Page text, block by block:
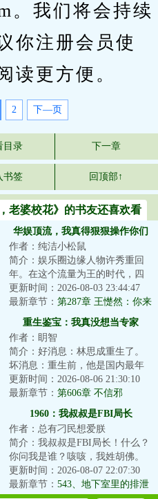
。我们将会持续
你注册会员使
读更方便。
2 下—页
目录 下一章
书签 回顶部↑
老婆校花》的书友还喜欢看
华娱顶流，我真得狠狠操作你们
了
作者：纯洁小松鼠
简介：娱乐圈边缘人物许秀重回
年。在这个流量为王的时代，四
大三小如日中天，大花与小花争
相斗艳。练习时...
更新时间：2026-08-03 23:44:47
最新章节： 第287章 王憷然：你来
啦～我等你好久啦
重生鉴宝：我真没想当专家
作者：眀智
简介：好消息：林思成重生了。
坏消息：重生前，他是国内最年
轻的考古学家，文物鉴定、保护
及修复等学科带...
更新时间：2026-08-06 21:30:10
最新章节： 第606章 不信邪
1960：我叔叔是FBI局长
作者：总有刁民想爱朕
简介：我叔叔是FBI局长！什么？
你问我是谁？咳咳，我姓胡佛。
年的初夏，一名侧写师重生在叛
逆青年身上，...
更新时间：2026-08-07 22:07:30
最新章节： 543、地下室里的排泄